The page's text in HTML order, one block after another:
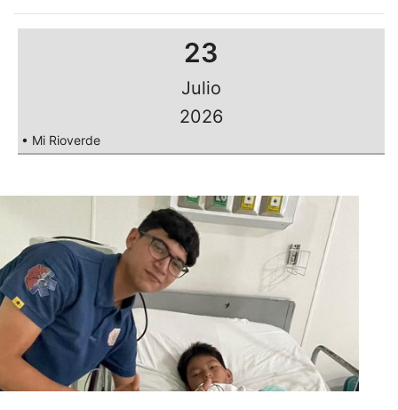
23
Julio
2026
• Mi Rioverde